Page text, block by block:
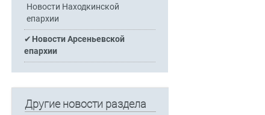
Новости Находкинской
епархии
Новости Арсеньевской
епархии
Другие новости раздела